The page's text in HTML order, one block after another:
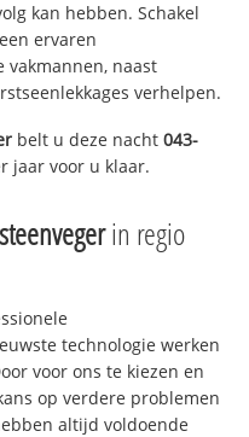
kan hebben. Schakel
ervaren
vakmannen, naast
verhelpen.
belt u deze nacht043-
jaar voor u klaar.
in regio
technologie werken
voor ons te kiezen en
op verdere problemen
altijd voldoende